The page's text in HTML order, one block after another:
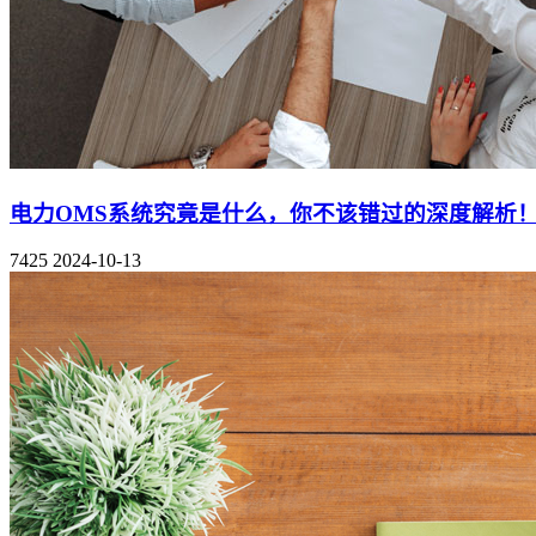
电力OMS系统究竟是什么，你不该错过的深度解析
7425 2024-10-13